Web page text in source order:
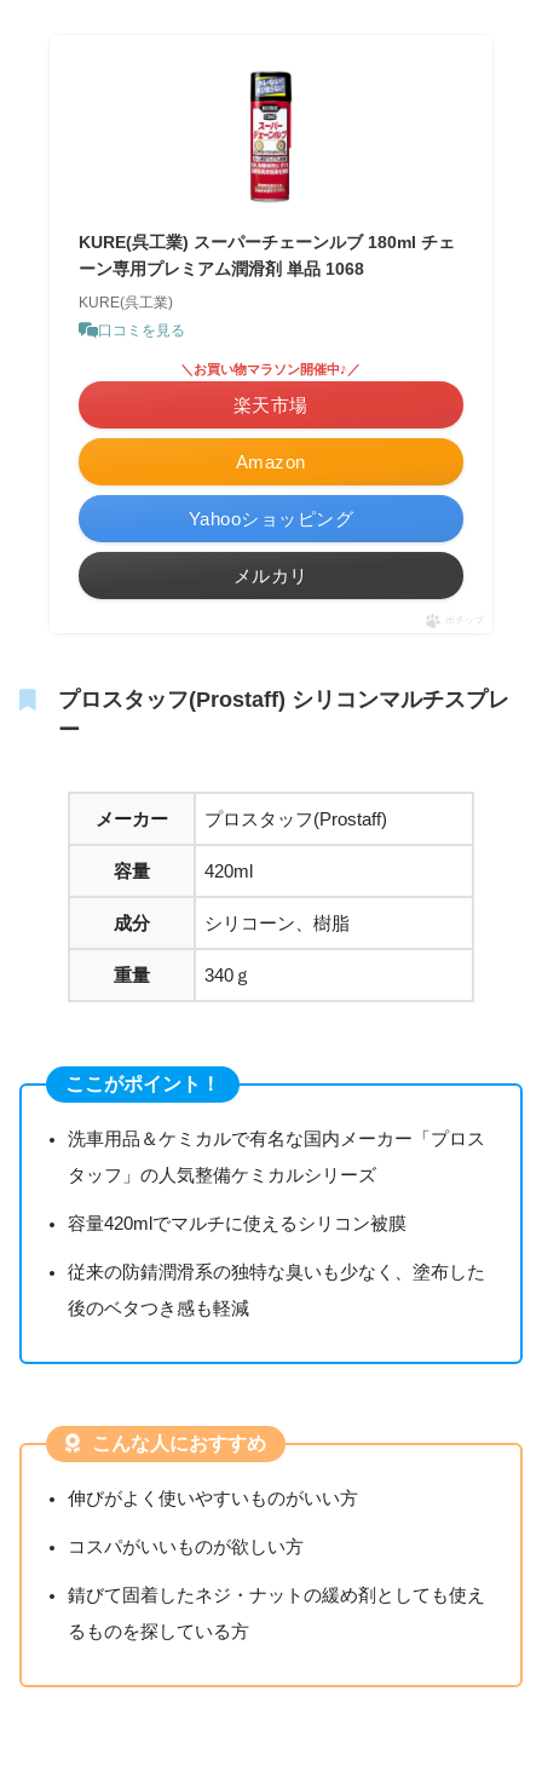
KURE(呉工業) スーパーチェーンルブ 180ml チェ
ーン専用プレミアム潤滑剤 単品 1068
KURE(呉工業)
口コミを見る
Amazon
＼お買い物マラソン開催中♪／
楽天市場
Yahooショッピング
メルカリ
ポチップ
プロスタッフ(Prostaff) シリコンマルチスプレ
ー
メーカー プロスタッフ(Prostaff)
容量 420ml
成分 シリコーン、樹脂
重量 340ｇ
ここがポイント！
洗車用品＆ケミカルで有名な国内メーカー「プロス
タッフ」の人気整備ケミカルシリーズ
容量420mlでマルチに使えるシリコン被膜
従来の防錆潤滑系の独特な臭いも少なく、塗布した
後のベタつき感も軽減
こんな人におすすめ
伸びがよく使いやすいものがいい方
コスパがいいものが欲しい方
錆びて固着したネジ・ナットの緩め剤としても使え
るものを探している方